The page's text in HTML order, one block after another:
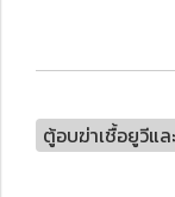
ตู้อบฆ่าเชื้อยูวีแ